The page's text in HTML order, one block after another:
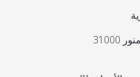
العنوان: ص ب 1524 المنور 31000